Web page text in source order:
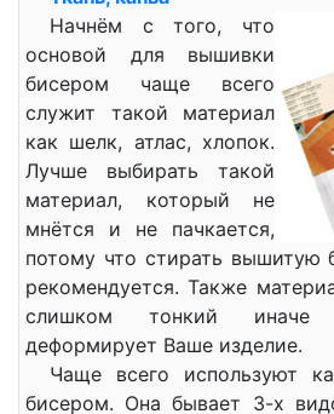
Начнём с того, что
основой для вышивки
бисером чаще всего
служит такой материал
как шелк, атлас, хлопок.
Лучше выбирать такой
материал, который не
мнётся и не пачкается,
потому что стирать вышитую
рекомендуется. Также
слишком тонкий иначе
деформирует Ваше изделие.
Чаще всего используют
бисером. Она бывает 3-х